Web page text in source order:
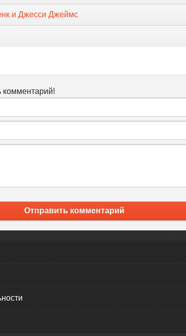
и Джесси Джеймс
Отправить комментарий